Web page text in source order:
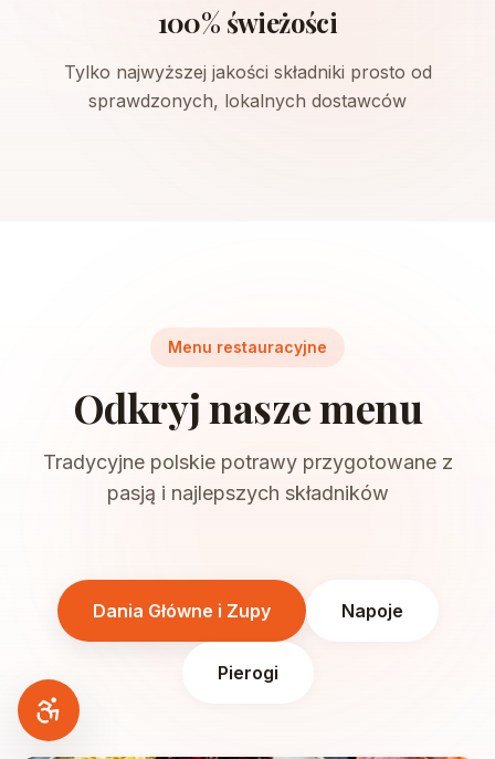
100% świeżości
Tylko najwyższej jakości składniki prosto od
sprawdzonych, lokalnych dostawców
Menu restauracyjne
Odkryj nasze menu
Tradycyjne polskie potrawy przygotowane z
pasją i najlepszych składników
Dania Główne i Zupy Napoje
Pierogi
Dostępność